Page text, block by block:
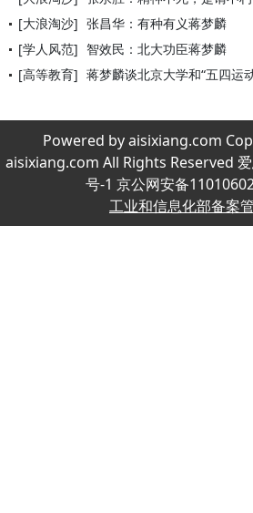
[大浪淘沙] 张昌华：有种有义蒋梦麟
[学人风范] 智效民：北大功臣蒋梦麟
[高等教育] 蒋梦麟谈北京大学和“五四运
Powered by aisixiang.com
aisixiang.com All Rights Reserved
号-1 京公网安备
工业和信息化部备案